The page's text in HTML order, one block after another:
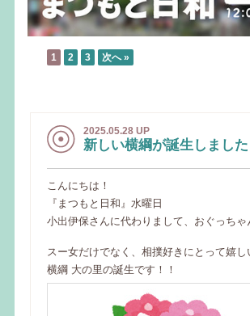
1 2 3 次へ »
2025.05.28 UP
新しい横綱が誕生しました
こんにちは！
『まつもと日和』水曜日
小出伊保さんに代わりまして、おぐっち
スー女だけでなく、相撲好きにとって嬉
横綱 大の里の誕生です！！